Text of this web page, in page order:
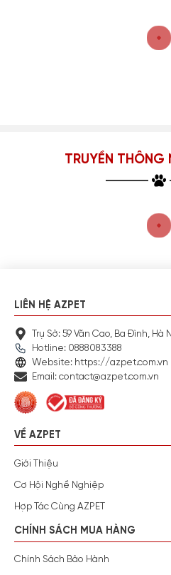
TRUYỀN THÔNG
LIÊN HỆ AZPET
Trụ Sở: 59 Văn Cao, Ba Đình, Hà
Hotline: 0888083388
Website: https://azpet.com.vn
Email: contact@azpet.com.vn
VỀ AZPET
Giới Thiệu
Cơ Hội Nghề Nghiệp
Hợp Tác Cùng AZPET
CHÍNH SÁCH MUA HÀNG
Chính Sách Bảo Hành